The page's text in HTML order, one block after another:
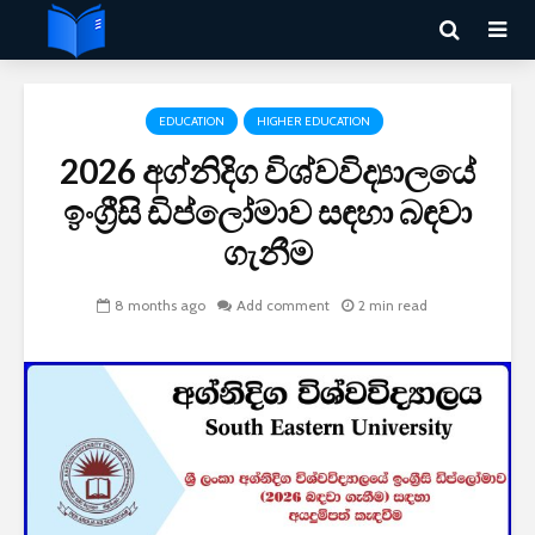
EDUCATION HIGHER EDUCATION
2026 අග්නිදිග විශ්වවිද්‍යාලයේ
ඉංග්‍රීසි ඩිප්ලෝමාව සඳහා බඳවා
ගැනීම
8 months ago Add comment 2 min read